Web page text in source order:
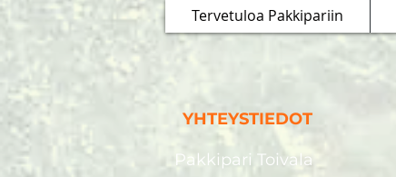
Tervetuloa Pakkipariin
YHTEYSTIEDOT
Pakkipari Toivala